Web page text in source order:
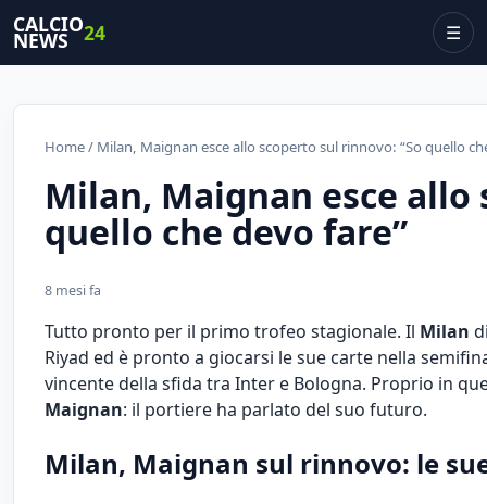
CALCIO
NEWS 24 ☰
Home/ Milan, Maignan esce allo scoperto sul rinnovo: “So quello
Milan, Maignan esce allo
quello che devo fare”
8 mesi fa
Tutto pronto per il primo trofeo stagionale. Il Milan
Riyad ed è pronto a giocarsi le sue carte nella
vincente della sfida tra Inter e Bologna. Proprio in
Maignan: il portiere ha parlato del suo futuro.
Milan, Maignan sul rinnovo: le